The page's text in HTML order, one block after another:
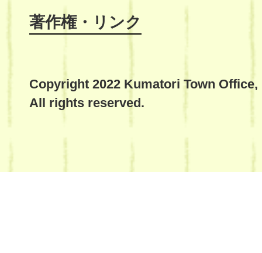
著作権・リンク
Copyright 2022 Kumatori Town Office,
All rights reserved.